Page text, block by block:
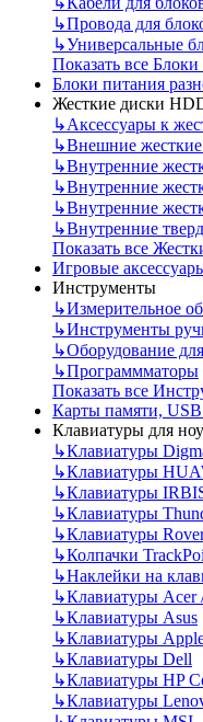
↳Провода для
↳Универсальные
Показать все
Блоки питания
Жесткие диски
↳Аксессуары к
↳Внешние
↳Внутренние
↳Внутренние
↳Внутренние
↳Внутренние
Показать все
Игровые
Инструменты
↳Измерительное
↳Инструменты
↳Оборудование
↳Программматоры
Показать все
Карты памяти, USB
Клавиатуры для
↳Клавиатуры
↳Клавиатуры
↳Клавиатуры
↳Клавиатуры
↳Клавиатуры
↳Колпачки
↳Наклейки на
↳Клавиатуры Acer
↳Клавиатуры Asus
↳Клавиатуры
↳Клавиатуры Dell
↳Клавиатуры HP
↳Клавиатуры